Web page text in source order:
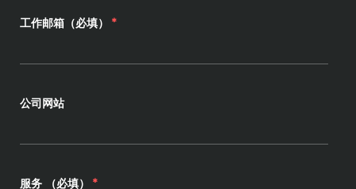
工作邮箱（必填） *
公司网站
服务 （必填）
*